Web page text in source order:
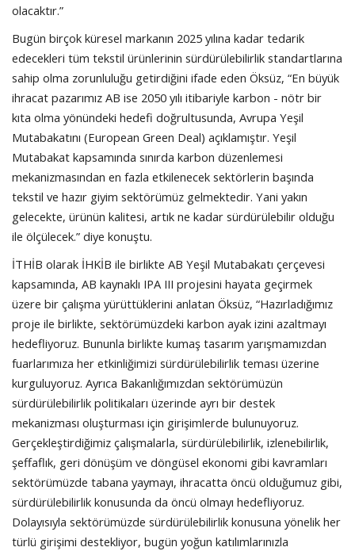
olacaktır.”
Bugün birçok küresel markanın 2025 yılına kadar tedarik
edecekleri tüm tekstil ürünlerinin sürdürülebilirlik standartlarına
sahip olma zorunluluğu getirdiğini ifade eden Öksüz, “En büyük
ihracat pazarımız AB ise 2050 yılı itibariyle karbon - nötr bir
kıta olma yönündeki hedefi doğrultusunda, Avrupa Yeşil
Mutabakatını (European Green Deal) açıklamıştır. Yeşil
Mutabakat kapsamında sınırda karbon düzenlemesi
mekanizmasından en fazla etkilenecek sektörlerin başında
tekstil ve hazır giyim sektörümüz gelmektedir. Yani yakın
gelecekte, ürünün kalitesi, artık ne kadar sürdürülebilir olduğu
ile ölçülecek.” diye konuştu.
İTHİB olarak İHKİB ile birlikte AB Yeşil Mutabakatı çerçevesi
kapsamında, AB kaynaklı IPA III projesini hayata geçirmek
üzere bir çalışma yürüttüklerini anlatan Öksüz, “Hazırladığımız
proje ile birlikte, sektörümüzdeki karbon ayak izini azaltmayı
hedefliyoruz. Bununla birlikte kumaş tasarım yarışmamızdan
fuarlarımıza her etkinliğimizi sürdürülebilirlik teması üzerine
kurguluyoruz. Ayrıca Bakanlığımızdan sektörümüzün
sürdürülebilirlik politikaları üzerinde ayrı bir destek
mekanizması oluşturması için girişimlerde bulunuyoruz.
Gerçekleştirdiğimiz çalışmalarla, sürdürülebilirlik, izlenebilirlik,
şeffaflık, geri dönüşüm ve döngüsel ekonomi gibi kavramları
sektörümüzde tabana yaymayı, ihracatta öncü olduğumuz gibi,
sürdürülebilirlik konusunda da öncü olmayı hedefliyoruz.
Dolayısıyla sektörümüzde sürdürülebilirlik konusuna yönelik her
türlü girişimi destekliyor, bugün yoğun katılımlarınızla